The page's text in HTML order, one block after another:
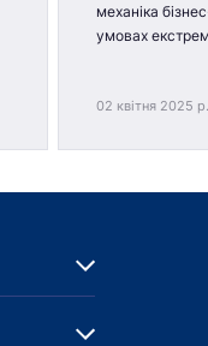
механіка
умовах
02 квітня 2025 р.